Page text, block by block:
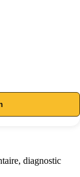
diagnostic